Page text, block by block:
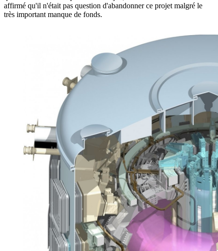
affirmé qu'il n'était pas question d'abandonner ce projet malgré le
très important manque de fonds.